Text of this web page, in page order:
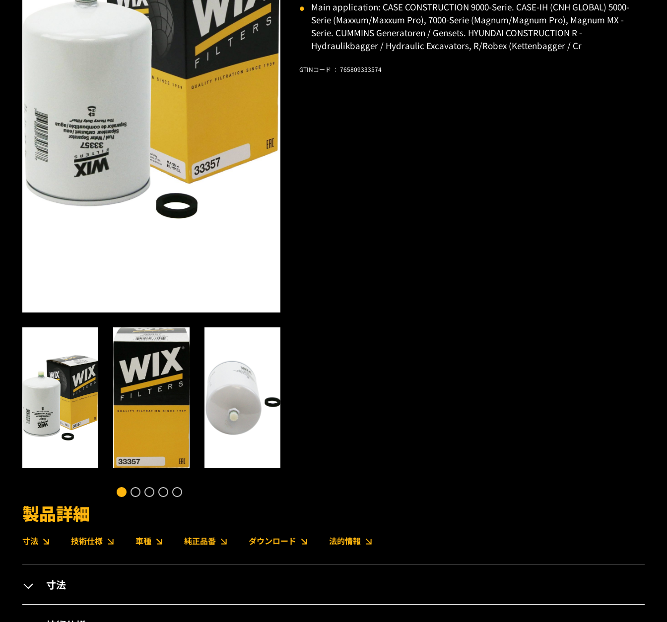
Main application: CASE CONSTRUCTION 9000-Serie. CASE-IH (CNH GLOBAL) 5000-
Serie (Maxxum/Maxxum Pro), 7000-Serie (Magnum/Magnum Pro), Magnum MX -
Serie. CUMMINS Generatoren / Gensets. HYUNDAI CONSTRUCTION R -
Hydraulikbagger / Hydraulic Excavators, R/Robex (Kettenbagger / Cr
GTINコード ： 765809333574
製品詳細
寸法 技術仕様 車種 純正品番 ダウンロード 法的情報
寸法